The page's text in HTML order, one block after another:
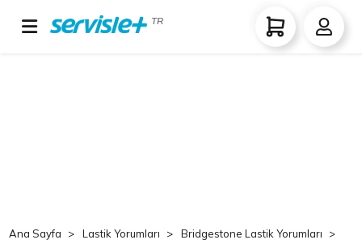
TR
Ana Sayfa Lastik Yorumları Bridgestone Lastik Yorumları